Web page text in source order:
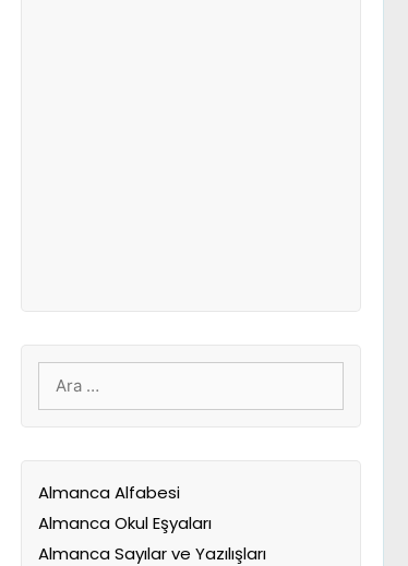
için
ara
Almanca Alfabesi
Almanca Okul Eşyaları
Almanca Sayılar ve Yazılışları